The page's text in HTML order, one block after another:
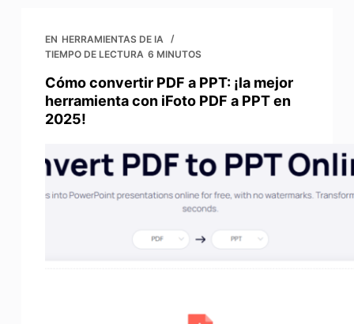
EN HERRAMIENTAS DE IA
TIEMPO DE LECTURA 6 MINUTOS
Cómo convertir PDF a PPT: ¡la mejor
herramienta con iFoto PDF a PPT en
2025!